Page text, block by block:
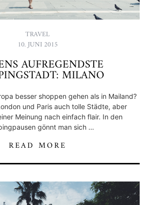
TRAVEL
10. JUNI 2015
AUFREGENDSTE
MILANO
besser shoppen gehen als in Mailand?
und Paris auch tolle Städte, aber
Meinung nach einfach flair. In den
gönnt man sich …
READ MORE